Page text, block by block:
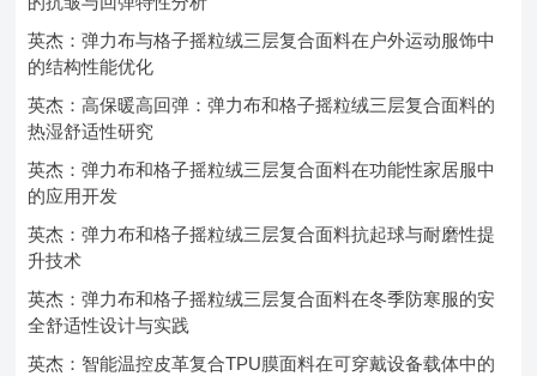
英杰：弹力布与格子摇粒绒三层复合面料在户外运动服饰中
的结构性能优化
英杰：高保暖高回弹：弹力布和格子摇粒绒三层复合面料的
热湿舒适性研究
英杰：弹力布和格子摇粒绒三层复合面料在功能性家居服中
的应用开发
英杰：弹力布和格子摇粒绒三层复合面料抗起球与耐磨性提
升技术
英杰：弹力布和格子摇粒绒三层复合面料在冬季防寒服的安
全舒适性设计与实践
英杰：智能温控皮革复合TPU膜面料在可穿戴设备载体中的